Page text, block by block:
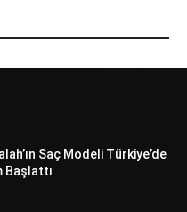
Saç Modeli Türkiye’de
Başlattı